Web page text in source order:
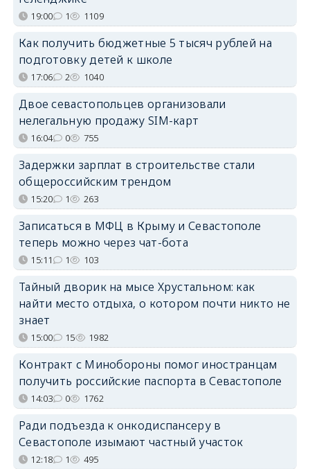
19:00 1 1109
Как получить бюджетные 5 тысяч рублей на
подготовку детей к школе
17:06 2 1040
Двое севастопольцев организовали
нелегальную продажу SIM-карт
16:04 0 755
Задержки зарплат в строительстве стали
общероссийским трендом
15:20 1 263
Записаться в МФЦ в Крыму и Севастополе
теперь можно через чат-бота
15:11 1 103
Тайный дворик на мысе Хрустальном: как
найти место отдыха, о котором почти никто не
знает
15:00 15 1982
Контракт с Минобороны помог иностранцам
получить российские паспорта в Севастополе
14:03 0 1762
Ради подъезда к онкодиспансеру в
Севастополе изымают частный участок
12:18 1 495